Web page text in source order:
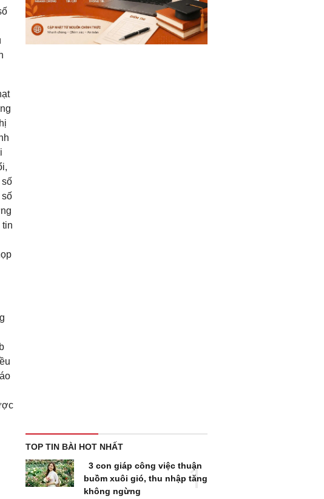
số
số
tin
TOP TIN BÀI HOT NHẤT
3 con giáp công việc thuận
buồm xuôi gió, thu nhập tăng
không ngừng